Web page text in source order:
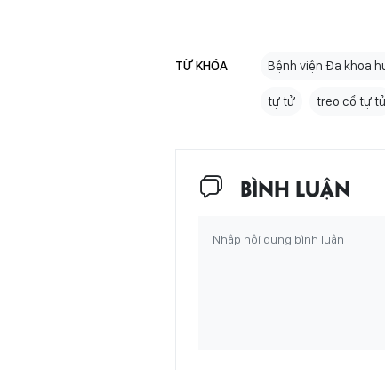
TỪ KHÓA Bệnh viện Đa khoa
tự tử treo cổ tự
BÌNH LUẬN